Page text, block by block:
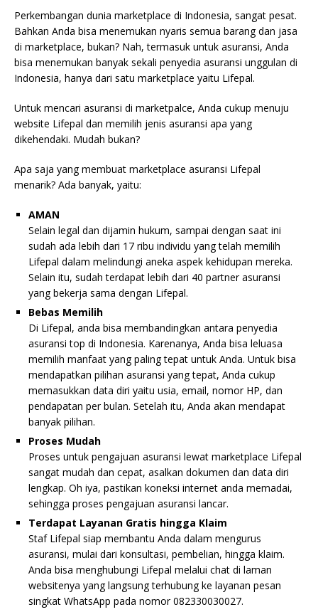
Perkembangan dunia marketplace di Indonesia, sangat pesat.
Bahkan Anda bisa menemukan nyaris semua barang dan jasa
di marketplace, bukan? Nah, termasuk untuk asuransi, Anda
bisa menemukan banyak sekali penyedia asuransi unggulan di
Indonesia, hanya dari satu marketplace yaitu Lifepal.
Untuk mencari asuransi di marketpalce, Anda cukup menuju
website Lifepal dan memilih jenis asuransi apa yang
dikehendaki. Mudah bukan?
Apa saja yang membuat marketplace asuransi Lifepal
menarik? Ada banyak, yaitu:
AMAN
Selain legal dan dijamin hukum, sampai dengan saat ini
sudah ada lebih dari 17 ribu individu yang telah memilih
Lifepal dalam melindungi aneka aspek kehidupan mereka.
Selain itu, sudah terdapat lebih dari 40 partner asuransi
yang bekerja sama dengan Lifepal.
Bebas Memilih
Di Lifepal, anda bisa membandingkan antara penyedia
asuransi top di Indonesia. Karenanya, Anda bisa leluasa
memilih manfaat yang paling tepat untuk Anda. Untuk bisa
mendapatkan pilihan asuransi yang tepat, Anda cukup
memasukkan data diri yaitu usia, email, nomor HP, dan
pendapatan per bulan. Setelah itu, Anda akan mendapat
banyak pilihan.
Proses Mudah
Proses untuk pengajuan asuransi lewat marketplace Lifepal
sangat mudah dan cepat, asalkan dokumen dan data diri
lengkap. Oh iya, pastikan koneksi internet anda memadai,
sehingga proses pengajuan asuransi lancar.
Terdapat Layanan Gratis hingga Klaim
Staf Lifepal siap membantu Anda dalam mengurus
asuransi, mulai dari konsultasi, pembelian, hingga klaim.
Anda bisa menghubungi Lifepal melalui chat di laman
websitenya yang langsung terhubung ke layanan pesan
singkat WhatsApp pada nomor 082330030027.